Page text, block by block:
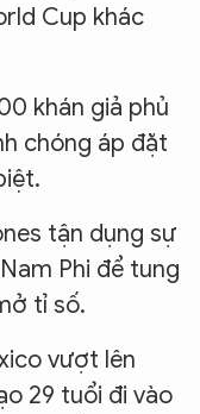
Cup khác
khán giả phủ
chóng áp đặt
tận dụng sự
Phi để tung
tỉ số.
vượt lên
29 tuổi đi vào